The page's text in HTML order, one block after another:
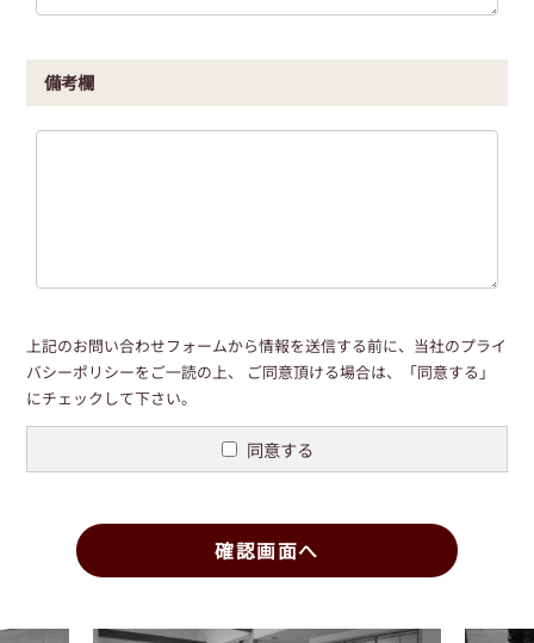
備考欄
上記のお問い合わせフォームから情報を送信する前に、当社のプライ
バシーポリシーをご一読の上、 ご同意頂ける場合は、「同意する」
にチェックして下さい。
同意する